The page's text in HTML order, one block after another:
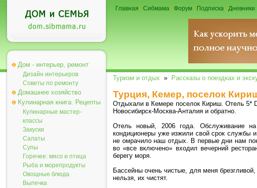
Дом - интерьер, ремонт
Дизайн интерьеров
Советы по ремонту
Домашнее хозяйство
Кулинарная книга. Рецепты
Кулинарные мастер-
классы
Закуски
Салаты
Супы
Горячее: мясо и птица
Рыба и морепродукты
Овощные блюда
Выпечка
Главная Сибмама Форум Подписка Дневники
Туризм и отдых » Рассказы о поездках и
Турция, Кемер, поселок
Отдыхали в Кемере поселок Кириш. Отель 5*
Новосибирск-Москва-Анталия и обратно.
Отель новый, 2006 года. Обслуживание
кондиционеры уже изжили свой срок службы
не омрачило наш отдых. В первые дни нам
во «все включено» входил вечерний
берегу моря.
Бассейны очень чистые, для меня
нельзя, их чистят.